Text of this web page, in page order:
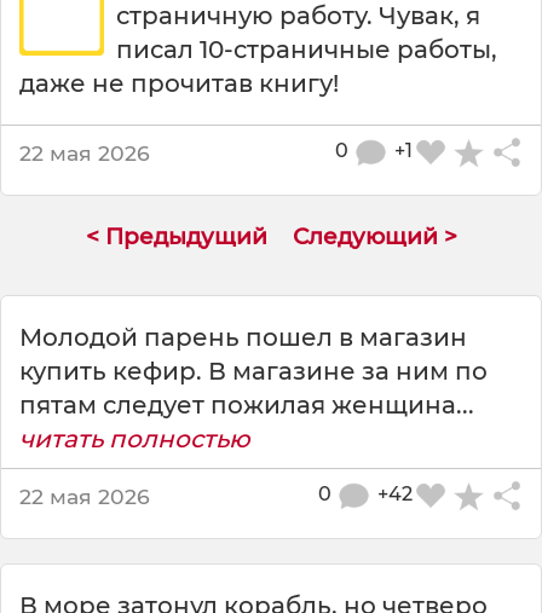
л
т
п
з
а
страничную работу. Чувак, я
писал 10-страничные работы,
даже не прочитав книгу!
22 мая 2026 +1
0
< Предыдущий Следующий >
Молодой парень пошел в магазин
купить кефир. В магазине за ним по
пятам следует пожилая женщина...
читать полностью
22 мая 2026 +42
0
В море затонул корабль, но четверо